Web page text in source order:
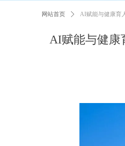
AI赋能与健
网站首页 ꄲ AI赋能与健康育